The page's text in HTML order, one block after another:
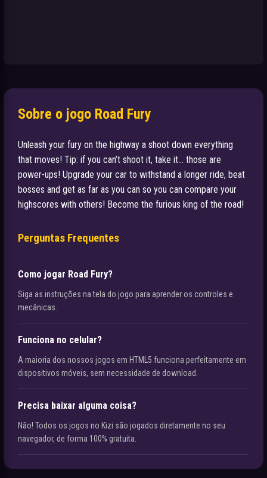
Sobre o jogo Road Fury
Unleash your fury on the highway a shoot down everything
that moves! Tip: if you can’t shoot it, take it… those are
power-ups! Upgrade your car to withstand a longer ride, beat
bosses and get as far as you can so you can compare your
highscores with others! Become the furious king of the road!
Perguntas Frequentes
Como jogar Road Fury?
Siga as instruções na tela do jogo para aprender os controles e
mecânicas.
Funciona no celular?
A maioria dos nossos jogos em HTML5 funciona perfeitamente em
dispositivos móveis, sem necessidade de download.
Precisa baixar alguma coisa?
Não! Todos os jogos no Kizi são jogados diretamente no seu
navegador, de forma 100% gratuita.